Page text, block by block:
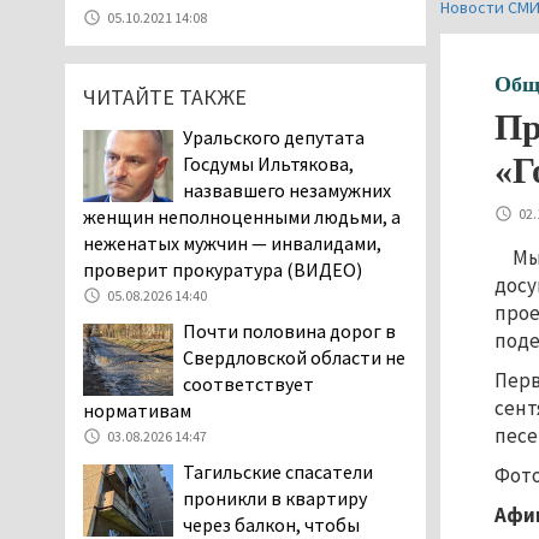
Новости
Екатеринбург подвергся
атаке БПЛА, восемь из
них были сбиты, три
центра
07.08.2026 11:28
Тагильские спасатели
помогли заблудившемуся
в лесу мужчине найти
дорогу домой
Прокуратура
Дзержинского района
Нижнего Тагила
возбудила административное дело в
отсутствия холодной воды
06.08.2026 15:42
05.10.2021 14:08
ЧИТАЙТЕ ТАКЖЕ
Уральского депутата
Госдумы Ильтякова,
назвавшего незамужних
женщин неполноценными людьми, а
неженатых мужчин — инвалидами,
проверит прокуратура (ВИДЕО)
05.08.2026 14:40
Почти половина дорог в
Свердловской области не
соответствует
нормативам
03.08.2026 14:47
Тагильские спасатели
проникли в квартиру
через балкон, чтобы